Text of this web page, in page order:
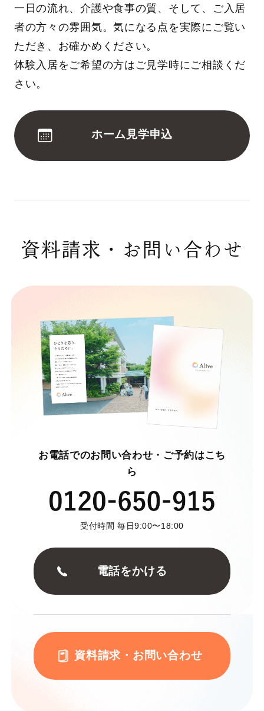
一日の流れ、介護や食事の質、そして、ご入居
者の方々の雰囲気。気になる点を実際にご覧い
ただき、お確かめください。
体験入居をご希望の方はご見学時にご相談くだ
さい。
ホーム見学申込
資料請求・お問い合わせ
お電話でのお問い合わせ・ご予約はこち
ら
受付時間 毎日9:00〜18:00
電話をかける
資料請求・お問い合わせ